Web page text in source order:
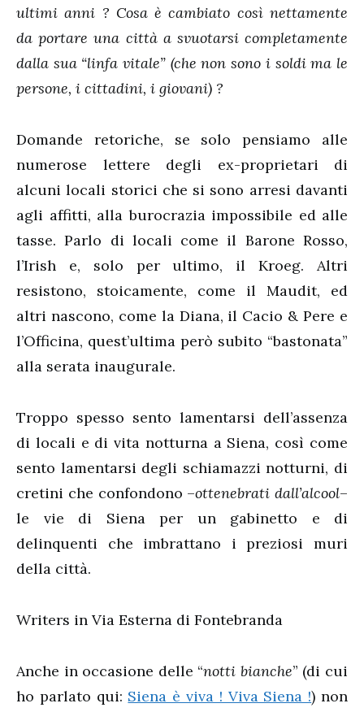
ultimi anni ? Cosa è cambiato così nettamente
da portare una città a svuotarsi completamente
dalla sua “linfa vitale” (che non sono i soldi ma le
persone, i cittadini, i giovani) ?
Domande retoriche, se solo pensiamo alle
numerose lettere degli ex-proprietari di
alcuni locali storici che si sono arresi davanti
agli affitti, alla burocrazia impossibile ed alle
tasse. Parlo di locali come il Barone Rosso,
l’Irish e, solo per ultimo, il Kroeg. Altri
resistono, stoicamente, come il Maudit, ed
altri nascono, come la Diana, il Cacio & Pere e
l’Officina, quest’ultima però subito “bastonata”
alla serata inaugurale.
Troppo spesso sento lamentarsi dell’assenza
di locali e di vita notturna a Siena, così come
sento lamentarsi degli schiamazzi notturni, di
cretini che confondono –ottenebrati dall’alcool–
le vie di Siena per un gabinetto e di
delinquenti che imbrattano i preziosi muri
della città.
Writers in Via Esterna di Fontebranda
Anche in occasione delle “notti bianche” (di cui
ho parlato qui: Siena è viva ! Viva Siena !) non